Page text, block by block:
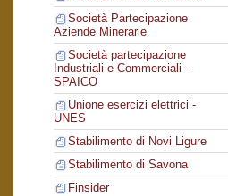
Società Partecipazione
Aziende Minerarie
Società partecipazione
Industriali e Commerciali -
SPAICO
Unione esercizi elettrici -
UNES
Stabilimento di Novi Ligure
Stabilimento di Savona
Finsider